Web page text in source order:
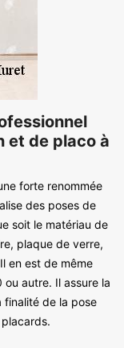
et de placo à
forte renommée
des poses de
soit le matériau de
plaque de verre,
en est de même
ou autre. Il assure la
finalité de la pose